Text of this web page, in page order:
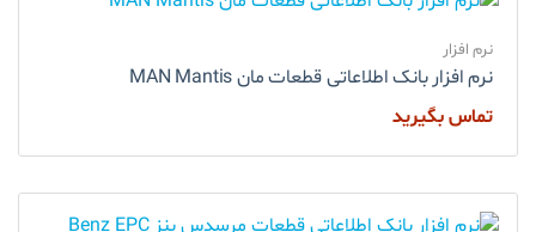
نرم افزار
نرم افزار بانک اطلاعاتی قطعات مان MAN Mantis
تماس بگیرید